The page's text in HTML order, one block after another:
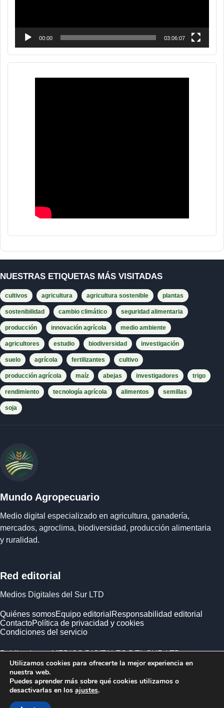
00:00 03:06:07
NUESTRAS ETIQUETAS MÁS VISITADAS
cultivos agricultura agricultura sostenible plantas
sostenibilidad cambio climático seguridad alimentaria
producción innovación agrícola medio ambiente
agricultores estudio biodiversidad investigación
suelo agrícola fertilizantes cultivo
producción agrícola maíz abejas investigadores trigo
rendimiento tecnología agrícola alimentos semillas
soja
Mundo Agropecuario
Medio digital especializado en agricultura, ganadería,
mercados, agroclima, biodiversidad, producción alimentaria
y ruralidad.
Red editorial
Medios Digitales del Sur LTD
Quiénes somosEquipo editorial Responsabilidad editorial
ContactoPolítica de privacidad y cookies
Condiciones del servicio
Publicado por MEDIOS DIGITALES DEL SUR LTD ·
Empresa registrada en Inglaterra y Gales.
Utilizamos cookies para ofrecerte la mejor experiencia en
nuestra web.
Puedes aprender más sobre qué cookies utilizamos o
desactivarlas en los ajustes.